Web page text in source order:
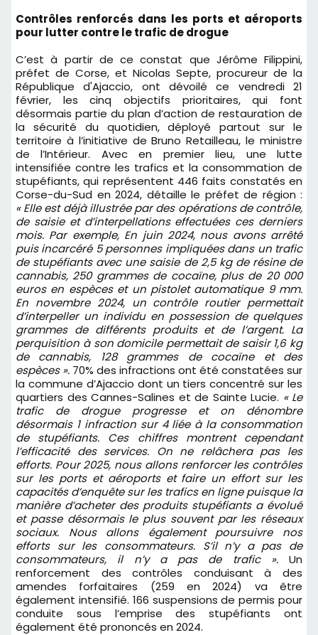
Contrôles renforcés dans les ports et aéroports
pour lutter contre le trafic de drogue
C’est à partir de ce constat que Jérôme Filippini,
préfet de Corse, et Nicolas Septe, procureur de la
République d'Ajaccio, ont dévoilé ce vendredi 21
février, les cinq objectifs prioritaires, qui font
désormais partie du plan d’action de restauration de
la sécurité du quotidien, déployé partout sur le
territoire à l’initiative de Bruno Retailleau, le ministre
de l’Intérieur. Avec en premier lieu, une lutte
intensifiée contre les trafics et la consommation de
stupéfiants, qui représentent 446 faits constatés en
Corse-du-Sud en 2024, détaille le préfet de région :
« Elle est déjà illustrée par des opérations de contrôle,
de saisie et d’interpellations effectuées ces derniers
mois. Par exemple, En juin 2024, nous avons arrêté
puis incarcéré 5 personnes impliquées dans un trafic
de stupéfiants avec une saisie de 2,5 kg de résine de
cannabis, 250 grammes de cocaïne, plus de 20 000
euros en espèces et un pistolet automatique 9 mm.
En novembre 2024, un contrôle routier permettait
d’interpeller un individu en possession de quelques
grammes de différents produits et de l’argent. La
perquisition à son domicile permettait de saisir 1,6 kg
de cannabis, 128 grammes de cocaïne et des
espèces ». 70% des infractions ont été constatées sur
la commune d’Ajaccio dont un tiers concentré sur les
quartiers des Cannes-Salines et de Sainte Lucie. « Le
trafic de drogue progresse et on dénombre
désormais 1 infraction sur 4 liée à la consommation
de stupéfiants. Ces chiffres montrent cependant
l’efficacité des services. On ne relâchera pas les
efforts. Pour 2025, nous allons renforcer les contrôles
sur les ports et aéroports et faire un effort sur les
capacités d’enquête sur les trafics en ligne puisque la
manière d’acheter des produits stupéfiants a évolué
et passe désormais le plus souvent par les réseaux
sociaux. Nous allons également poursuivre nos
efforts sur les consommateurs. S’il n’y a pas de
consommateurs, il n’y a pas de trafic ». Un
renforcement des contrôles conduisant à des
amendes forfaitaires (259 en 2024) va être
également intensifié. 166 suspensions de permis pour
conduite sous l’emprise des stupéfiants ont
également été prononcés en 2024.